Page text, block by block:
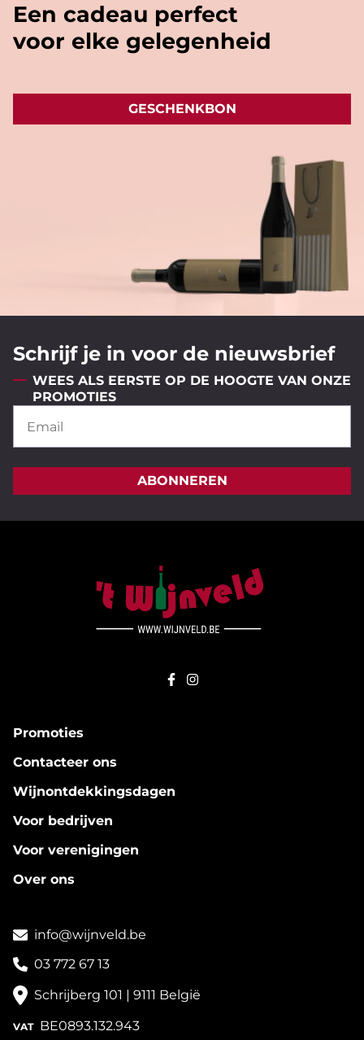
Een cadeau perfect
voor elke gelegenheid
GESCHENKBON
Schrijf je in voor de nieuwsbrief
WEES ALS EERSTE OP DE HOOGTE VAN ONZE
PROMOTIES
ABONNEREN
Promoties
Contacteer ons
Wijnontdekkingsdagen
Voor bedrijven
Voor verenigingen
Over ons
info@wijnveld.be
03 772 67 13
Schrijberg 101 | 9111 België
VAT BE0893.132.943